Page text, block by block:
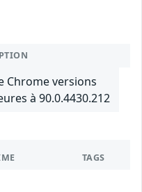
Chrome versions
à 90.0.4430.212
TAGS